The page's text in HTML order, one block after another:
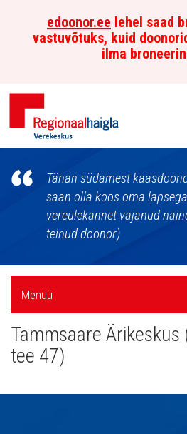
edoonor.ee lehel saad
vastuvõtuks, kuid
ilma
Põhja-
Eesti
Regionaalhaigla
Verekeskus
Tänan südamest
saan olla koos oma
vereülekannet vajanud
teinud doonor)
Külgpaani
navigatsioon
Menüü
Tammsaare Ärikeskus
tee 47)